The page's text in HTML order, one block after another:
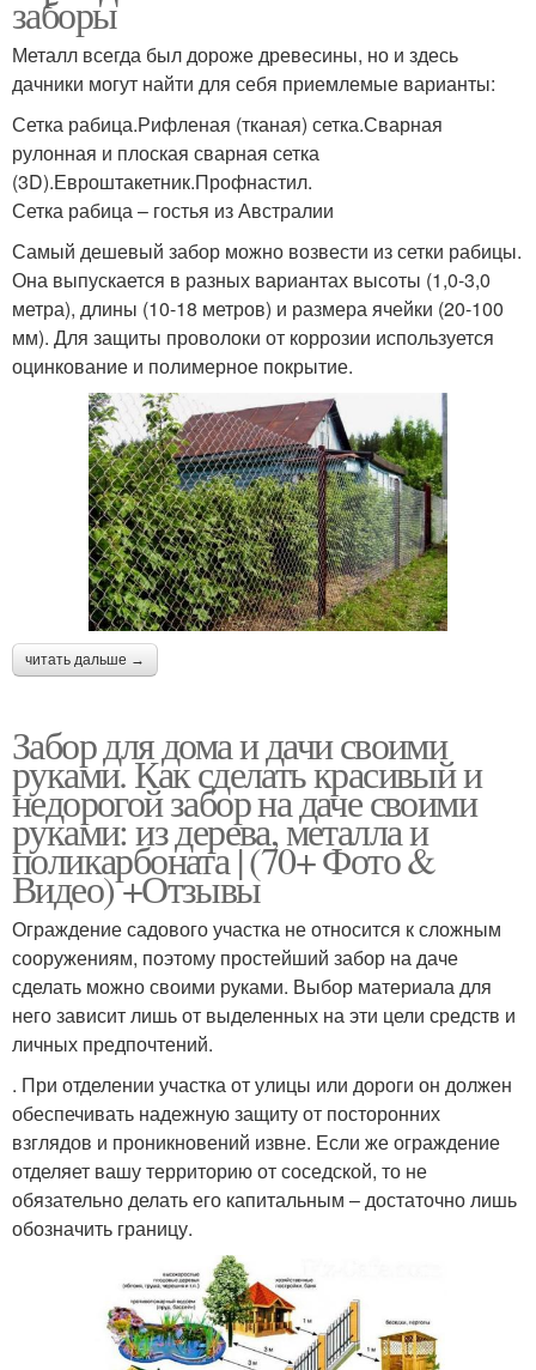
заборы
Металл всегда был дороже древесины, но и здесь
дачники могут найти для себя приемлемые варианты:
Сетка рабица.Рифленая (тканая) сетка.Сварная
рулонная и плоская сварная сетка
(3D).Евроштакетник.Профнастил.
Сетка рабица – гостья из Австралии
Самый дешевый забор можно возвести из сетки рабицы.
Она выпускается в разных вариантах высоты (1,0-3,0
метра), длины (10-18 метров) и размера ячейки (20-100
мм). Для защиты проволоки от коррозии используется
оцинкование и полимерное покрытие.
читать дальше →
Забор для дома и дачи своими
руками. Как сделать красивый и
недорогой забор на даче своими
руками: из дерева, металла и
поликарбоната | (70+ Фото &
Видео) +Отзывы
Ограждение садового участка не относится к сложным
сооружениям, поэтому простейший забор на даче
сделать можно своими руками. Выбор материала для
него зависит лишь от выделенных на эти цели средств и
личных предпочтений.
. При отделении участка от улицы или дороги он должен
обеспечивать надежную защиту от посторонних
взглядов и проникновений извне. Если же ограждение
отделяет вашу территорию от соседской, то не
обязательно делать его капитальным – достаточно лишь
обозначить границу.